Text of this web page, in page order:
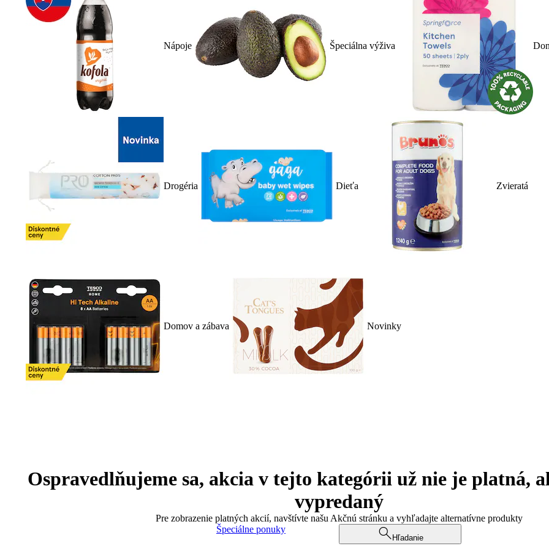
Nápoje Špeciálna výživa
Drogéria Dieťa Zvieratá
Domov a zábava Novinky
Ospravedlňujeme sa, akcia v tejto kategórii už nie je platná,
vypredaný
Pre zobrazenie platných akcií, navštívte našu Akčnú stránku a vyhľadajte alternatívne produkty
Špeciálne ponuky
Hľadanie